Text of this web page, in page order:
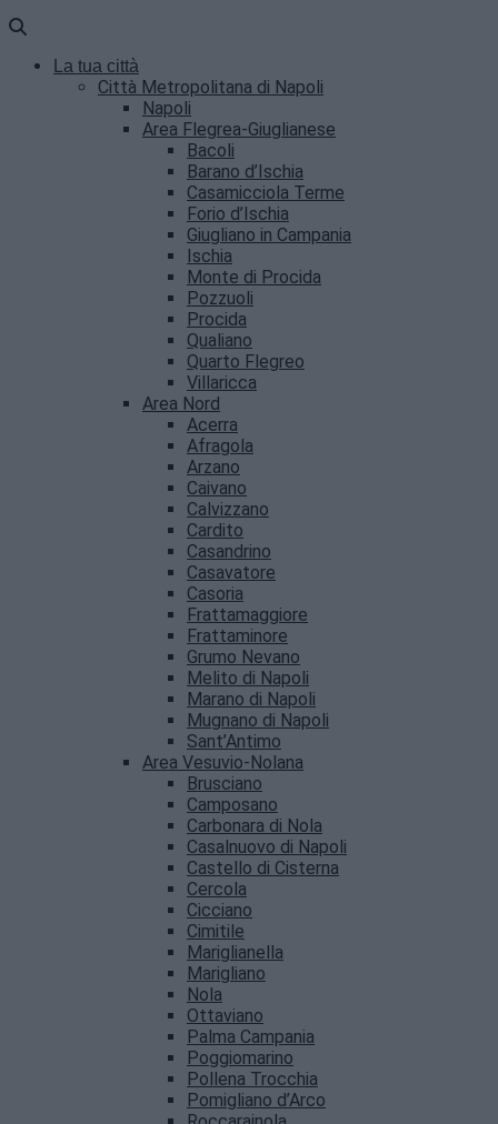
La tua città
Città Metropolitana di Napoli
Napoli
Area Flegrea-Giuglianese
Bacoli
Barano d’Ischia
Casamicciola Terme
Forio d’Ischia
Giugliano in Campania
Ischia
Monte di Procida
Pozzuoli
Procida
Qualiano
Quarto Flegreo
Villaricca
Area Nord
Acerra
Afragola
Arzano
Caivano
Calvizzano
Cardito
Casandrino
Casavatore
Casoria
Frattamaggiore
Frattaminore
Grumo Nevano
Melito di Napoli
Marano di Napoli
Mugnano di Napoli
Sant’Antimo
Area Vesuvio-Nolana
Brusciano
Camposano
Carbonara di Nola
Casalnuovo di Napoli
Castello di Cisterna
Cercola
Cicciano
Cimitile
Mariglianella
Marigliano
Nola
Ottaviano
Palma Campania
Poggiomarino
Pollena Trocchia
Pomigliano d’Arco